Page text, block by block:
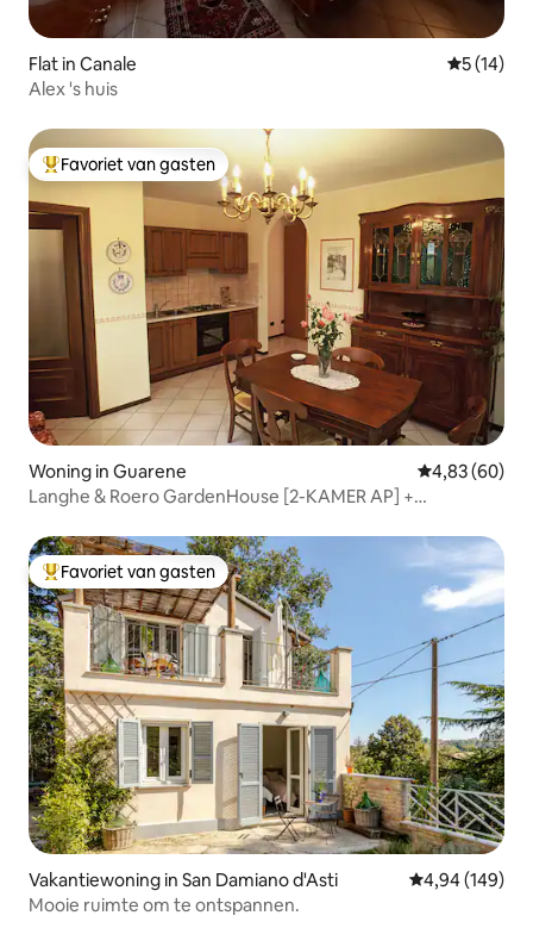
Flat in Canale
5 (14)
Alex 's huis
Topfavoriet van gasten
Favoriet van gasten
Woning in Guarene Gemiddelde
4,83 (60)
Langhe & Roero GardenHouse [2-KAMER AP] +
Topfavoriet van gasten
Favoriet van gasten
Vakantiewoning in San Damiano d'Asti Gemiddelde
4,94 (149)
Mooie ruimte om te ontspannen.